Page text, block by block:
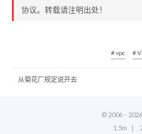
协议。转载请注明出处！
# vpc #
从菊花厂规定说开去
© 2006 – 2026
1.5m